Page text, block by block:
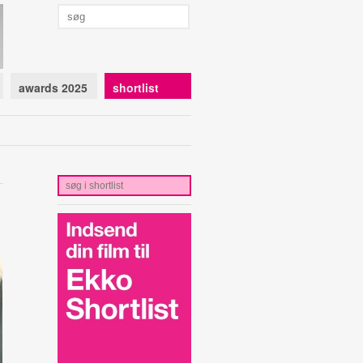
awards 2025 shortlist